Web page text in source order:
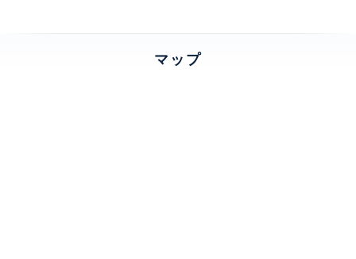
【インペリアル表参道について】
マップ